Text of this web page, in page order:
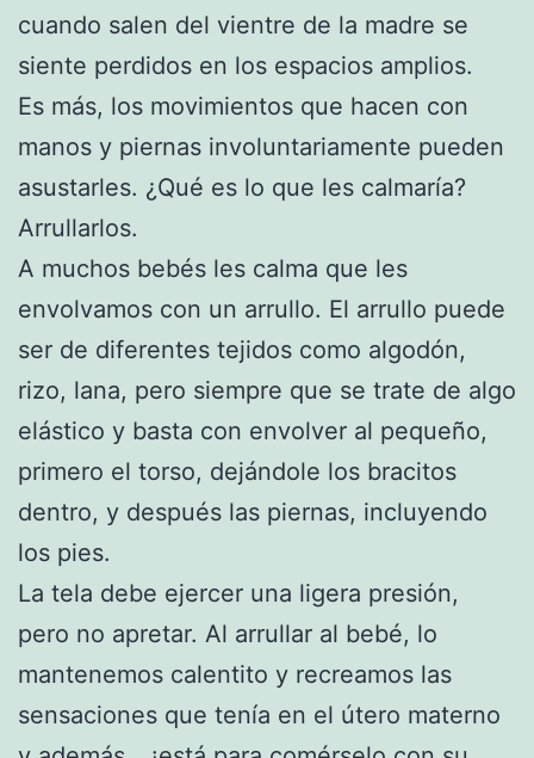
cuando salen del vientre de la madre se
siente perdidos en los espacios amplios.
Es más, los movimientos que hacen con
manos y piernas involuntariamente pueden
asustarles. ¿Qué es lo que les calmaría?
Arrullarlos.
A muchos bebés les calma que les
envolvamos con un arrullo. El arrullo puede
ser de diferentes tejidos como algodón,
rizo, lana, pero siempre que se trate de algo
elástico y basta con envolver al pequeño,
primero el torso, dejándole los bracitos
dentro, y después las piernas, incluyendo
los pies.
La tela debe ejercer una ligera presión,
pero no apretar. Al arrullar al bebé, lo
mantenemos calentito y recreamos las
sensaciones que tenía en el útero materno